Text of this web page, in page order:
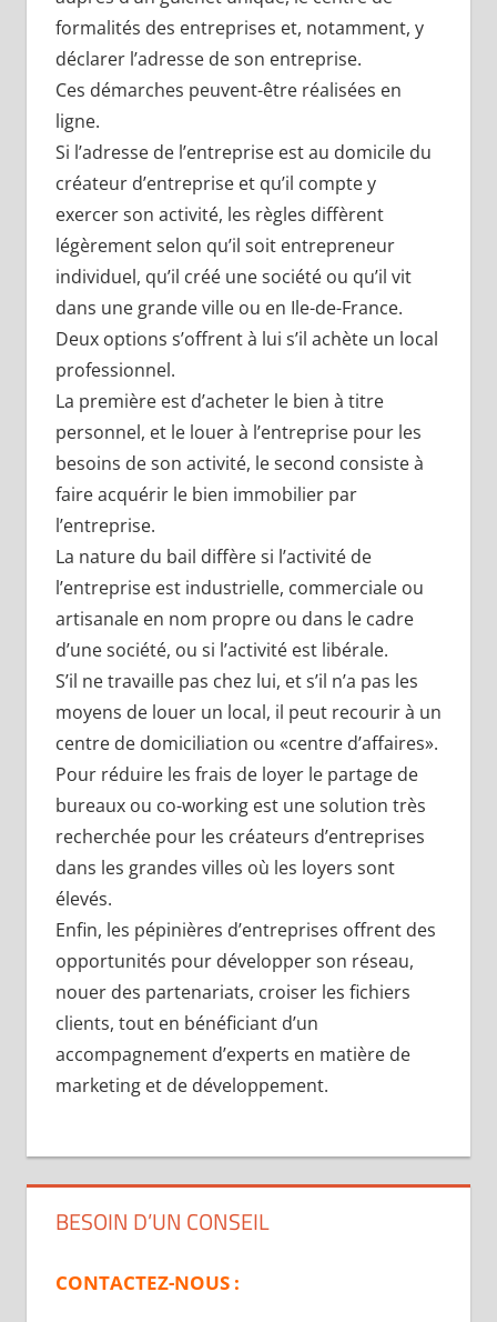
formalités des entreprises et, notamment, y
déclarer l’adresse de son entreprise.
Ces démarches peuvent-être réalisées en
ligne.
Si l’adresse de l’entreprise est au domicile du
créateur d’entreprise et qu’il compte y
exercer son activité, les règles diffèrent
légèrement selon qu’il soit entrepreneur
individuel, qu’il créé une société ou qu’il vit
dans une grande ville ou en Ile-de-France.
Deux options s’offrent à lui s’il achète un local
professionnel.
La première est d’acheter le bien à titre
personnel, et le louer à l’entreprise pour les
besoins de son activité, le second consiste à
faire acquérir le bien immobilier par
l’entreprise.
La nature du bail diffère si l’activité de
l’entreprise est industrielle, commerciale ou
artisanale en nom propre ou dans le cadre
d’une société, ou si l’activité est libérale.
S’il ne travaille pas chez lui, et s’il n’a pas les
moyens de louer un local, il peut recourir à un
centre de domiciliation ou «centre d’affaires».
Pour réduire les frais de loyer le partage de
bureaux ou co-working est une solution très
recherchée pour les créateurs d’entreprises
dans les grandes villes où les loyers sont
élevés.
Enfin, les pépinières d’entreprises offrent des
opportunités pour développer son réseau,
nouer des partenariats, croiser les fichiers
clients, tout en bénéficiant d’un
accompagnement d’experts en matière de
marketing et de développement.
BESOIN D’UN CONSEIL
CONTACTEZ-NOUS :